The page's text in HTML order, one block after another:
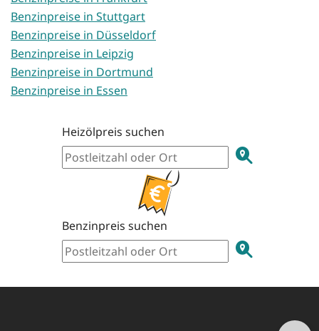
Benzinpreise in Stuttgart
Benzinpreise in Düsseldorf
Benzinpreise in Leipzig
Benzinpreise in Dortmund
Benzinpreise in Essen
Heizölpreis suchen
Benzinpreis suchen